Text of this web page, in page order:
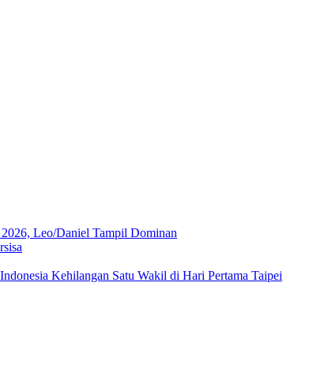
Leo/Daniel Tampil Dominan
Kehilangan Satu Wakil di Hari Pertama Taipei